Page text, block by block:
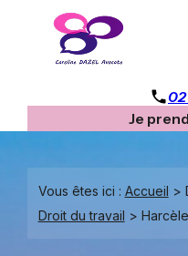
phone02
Je
Vous êtes ici : Accueil >
Droit du travail >
Panneau de gestion des